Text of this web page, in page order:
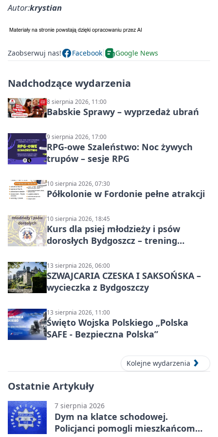
Autor:krystian
Zaobserwuj nas! Facebook Google News
Nadchodzące wydarzenia
8 sierpnia 2026, 11:00
Babskie Sprawy – wyprzedaż ubrań
9 sierpnia 2026, 17:00
RPG-owe Szaleństwo: Noc żywych
trupów – sesje RPG
10 sierpnia 2026, 07:30
Półkolonie w Fordonie pełne atrakcji
10 sierpnia 2026, 18:45
Kurs dla psiej młodzieży i psów
dorosłych Bydgoszcz – trening
13 sierpnia 2026, 06:00
SZWAJCARIA CZESKA I SAKSOŃSKA –
wycieczka z Bydgoszczy
13 sierpnia 2026, 11:00
Święto Wojska Polskiego „Polska
SAFE - Bezpieczna Polska”
Kolejne wydarzenia
Ostatnie Artykuły
7 sierpnia 2026
Dym na klatce schodowej.
Policjanci pomogli mieszkańcom